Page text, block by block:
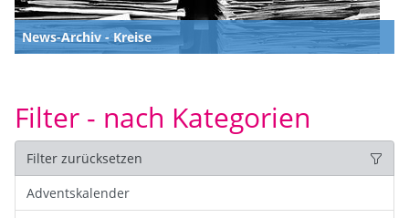
News-Archiv - Kreise
Filter - nach Kategorien
Filter zurücksetzen
Adventskalender